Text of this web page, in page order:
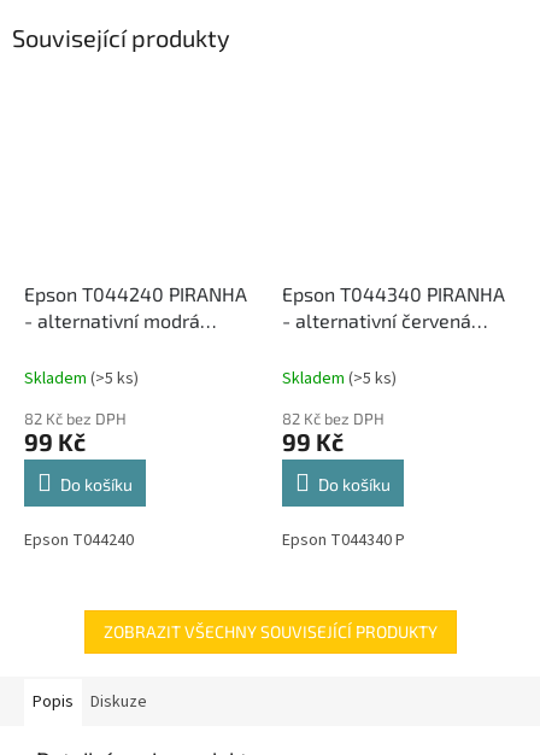
Související produkty
Epson T044240 PIRANHA
- alternativní modrá
Skladem (>5 ks)
82 Kč bez DPH
99 Kč
Do košíku
Epson T044240
Epson T044340 PIRANHA
- alternativní červená
Skladem (>5 ks)
82 Kč bez DPH
99 Kč
Do košíku
Epson T044340 P
ZOBRAZIT VŠECHNY SOUVISEJÍCÍ PRODUKTY
Popis Diskuze